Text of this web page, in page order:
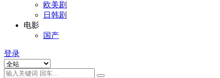
欧美剧
日韩剧
电影
国产
登录